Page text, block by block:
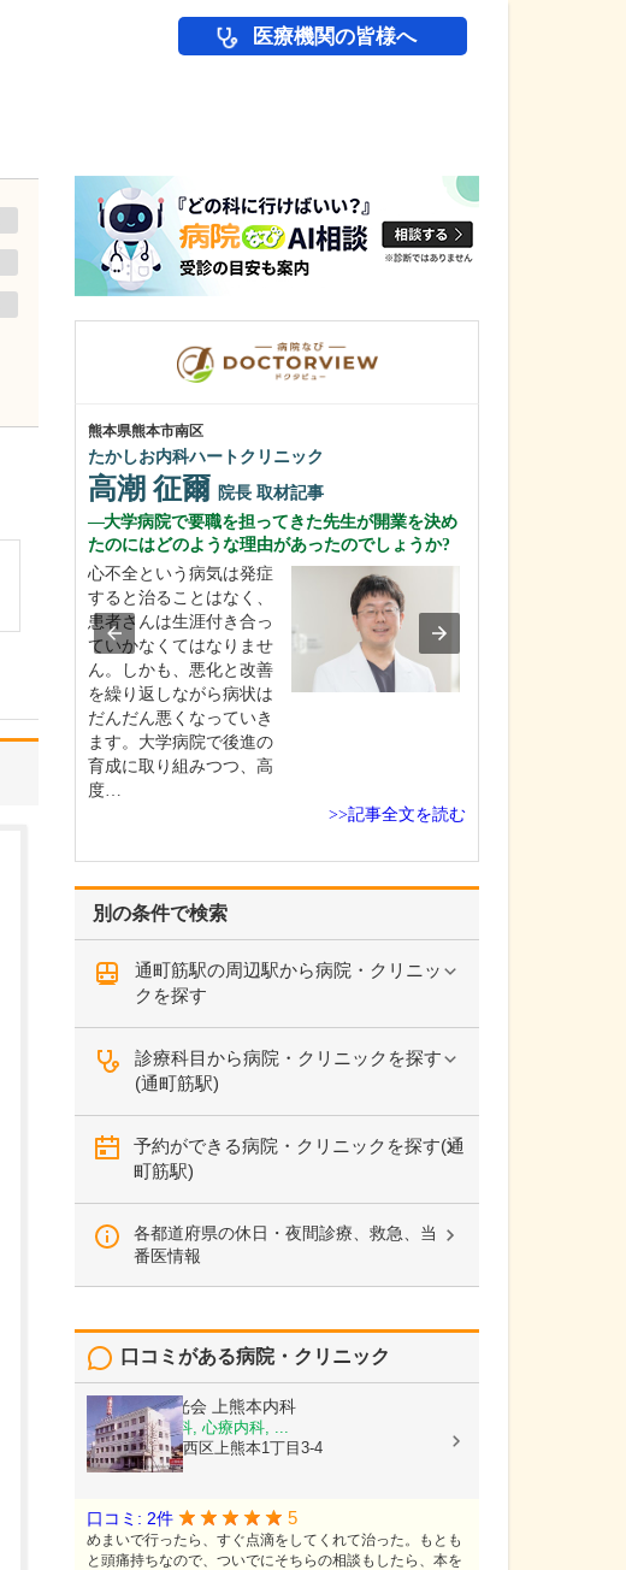
医療機関の皆様へ
別の条件で検索
通町筋駅の周辺駅から病院・クリニッ
クを探す
診療科目から病院・クリニックを探す
(通町筋駅)
予約ができる病院・クリニックを探す(通
町筋駅)
各都道府県の休日・夜間診療、救急、当
番医情報
口コミがある病院・クリニック
医療法人陽光会 上熊本内科
内科, 神経内科, 心療内科, ...
熊本県熊本市西区上熊本1丁目3-4
口コミ: 2件 5
めまいで行ったら、すぐ点滴をしてくれて治った。もとも
と頭痛持ちなので、ついでにそちらの相談もしたら、本を
熊本県熊本市南区
たかしお内科ハートクリニック
高潮 征爾 院長 取材記事
大学病院で要職を担ってきた先生が開業を決め
たのにはどのような理由があったのでしょうか?
心不全という病気は発症
すると治ることはなく、
患者さんは生涯付き合っ
ていかなくてはなりませ
ん。しかも、悪化と改善
を繰り返しながら病状は
だんだん悪くなっていき
ます。大学病院で後進の
育成に取り組みつつ、高
度…
>>記事全文を読む